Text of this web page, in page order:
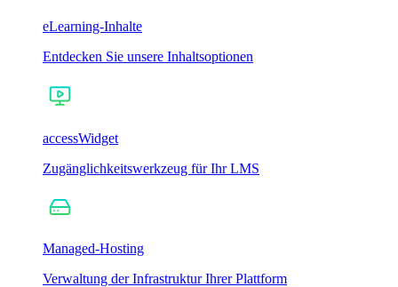
eLearning-Inhalte
Entdecken Sie unsere Inhaltsoptionen
accessWidget
Zugänglichkeitswerkzeug für Ihr LMS
Managed-Hosting
Verwaltung der Infrastruktur Ihrer Plattform